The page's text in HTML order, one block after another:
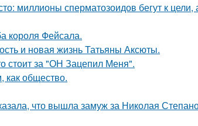
миллионы сперматозоидов бегут к
короля Фейсала.
и новая жизнь Татьяны Аксюты.
стоит за "ОН Зацепил Меня".
как общество.
что вышла замуж за Николая